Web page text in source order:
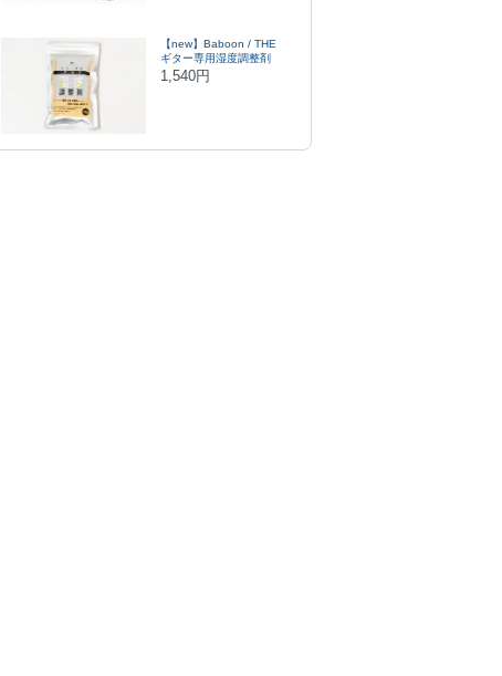
【new】Baboon / THE
ギター専用湿度調整剤
1,540円